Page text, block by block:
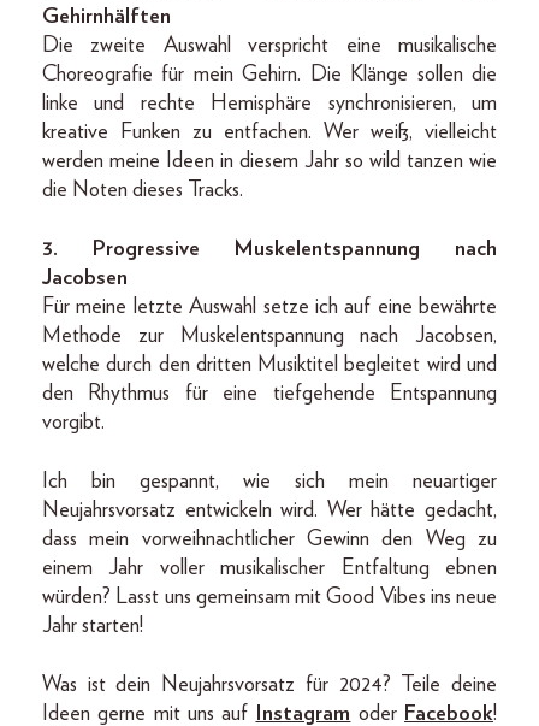
Gehirnhälften
Die zweite Auswahl verspricht eine musikalische
Choreografie für mein Gehirn. Die Klänge sollen die
linke und rechte Hemisphäre synchronisieren, um
kreative Funken zu entfachen. Wer weiß, vielleicht
werden meine Ideen in diesem Jahr so wild tanzen wie
die Noten dieses Tracks.
3. Progressive Muskelentspannung nach
Jacobsen
Für meine letzte Auswahl setze ich auf eine bewährte
Methode zur Muskelentspannung nach Jacobsen,
welche durch den dritten Musiktitel begleitet wird und
den Rhythmus für eine tiefgehende Entspannung
vorgibt.
Ich bin gespannt, wie sich mein neuartiger
Neujahrsvorsatz entwickeln wird. Wer hätte gedacht,
dass mein vorweihnachtlicher Gewinn den Weg zu
einem Jahr voller musikalischer Entfaltung ebnen
würden? Lasst uns gemeinsam mit Good Vibes ins neue
Jahr starten!
Was ist dein Neujahrsvorsatz für 2024? Teile deine
Ideen gerne mit uns auf
Instagram oder Facebook!